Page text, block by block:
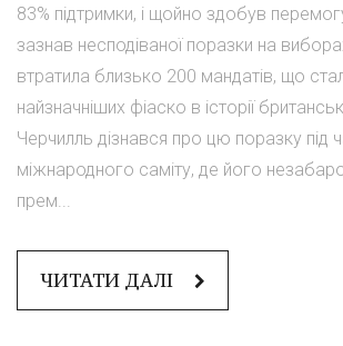
83% підтримки, і щойно здобув перемогу
зазнав несподіваної поразки на
втратила близько 200 мандатів, що
найзначніших фіаско в історії
Черчилль дізнався про цю поразку під
міжнародного саміту, де його
прем...
ЧИТАТИ ДАЛІ